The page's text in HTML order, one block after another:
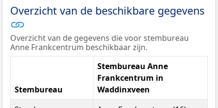
Overzicht van de beschikbare gegevens
Overzicht van de gegevens die voor stembureau
Anne Frankcentrum beschikbaar zijn.
Stembureau
Stembureau Anne
Frankcentrum in
Waddinxveen